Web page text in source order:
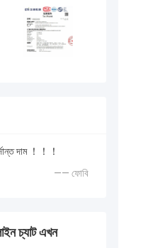
দাম ！！！
—— ফোবি
চ্যাট এখন